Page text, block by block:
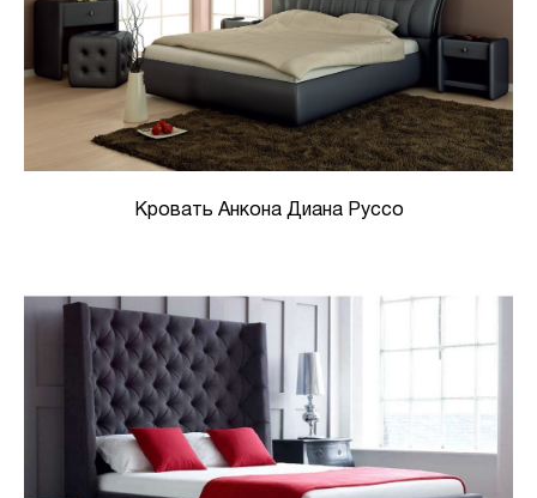
Кровать Анкона Диана Руссо